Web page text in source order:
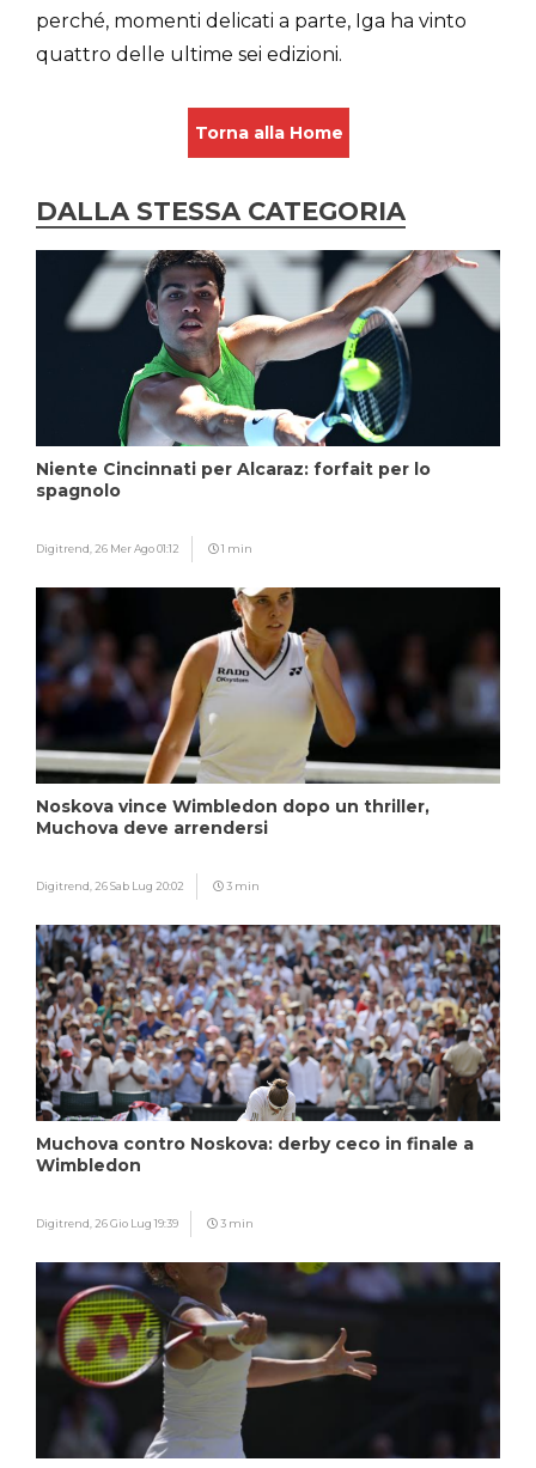
perché, momenti delicati a parte, Iga ha vinto
quattro delle ultime sei edizioni.
Torna alla Home
DALLA STESSA CATEGORIA
Niente Cincinnati per Alcaraz: forfait per lo
spagnolo
Digitrend, 26 Mer Ago 01:12 1 min
Noskova vince Wimbledon dopo un thriller,
Muchova deve arrendersi
Digitrend, 26 Sab Lug 20:02 3 min
Muchova contro Noskova: derby ceco in finale a
Wimbledon
Digitrend, 26 Gio Lug 19:39 3 min